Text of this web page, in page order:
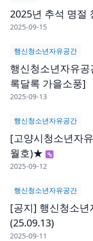
2025년 추석 명절
2025-09-15
행신청소년자유공간
행신청소년자유
록달록 가을소풍]
2025-09-13
행신청소년자유공간
[고양시청소년자
월호)★
2025-09-12
행신청소년자유공간
[공지] 행신청소년
(25.09.13)
2025-09-11